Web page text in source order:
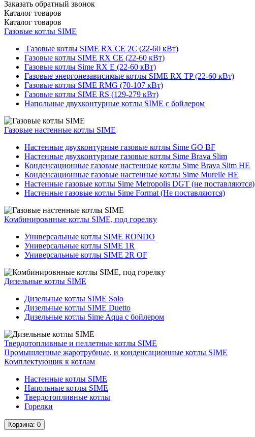
Заказать обратный звонок
Каталог товаров
Каталог товаров
Газовые котлы SIME
Газовые котлы SIME RX CE 2C (22-60 кВт)
Газовые котлы SIME RX CE (22-60 кВт)
Газовые котлы Sime RX E (22-60 кВт)
Газовые энергонезависимые котлы SIME RX TP (22-60 кВт)
Газовые котлы SIME RMG (70-107 кВт)
Газовые котлы SIME RS (129-279 кВт)
Напольные двухконтурные котлы SIME с бойлером
Газовые настенные котлы SIME
Настенные двухконтурные газовые котлы Sime GO BF
Настенные двухконтурные газовые котлы Sime Brava Slim
Конденсационные газовые настенные котлы Sime Brava Slim HE
Конденсационные газовые настенные котлы Sime Murelle HE
Настенные газовые котлы Sime Metropolis DGT (не поставляются)
Настенные газовые котлы Sime Format (Не поставляются)
Комбинировнные котлы SIME, под горелку
Универсальные котлы SIME RONDO
Универсальные котлы SIME 1R
Универсальные котлы SIME 2R OF
Дизельные котлы SIME
Дизельные котлы SIME Solo
Дизельные котлы SIME Duetto
Дизельные котлы Sime Aqua с бойлером
Твердотопливные и пеллетные котлы SIME
Промышленные жаротрубные, и конденсационные котлы SIME
Комплектующик к котлам
Hастенные котлы SIME
Напольные котлы SIME
Твердотопливные котлы
Горелки
Корзина: 0